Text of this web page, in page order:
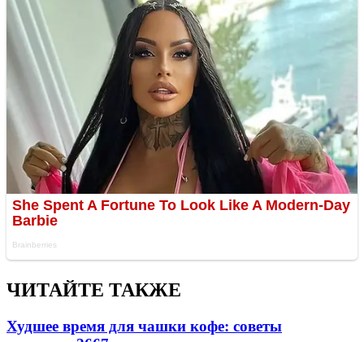
ЧИТАЙТЕ ТАКЖЕ
Худшее время для чашки кофе: советы